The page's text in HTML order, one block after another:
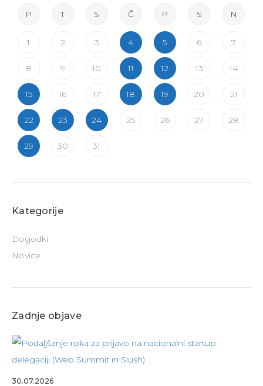
P T S Č P S N
1 2 3 4 5 6 7
8 9 10 11 12 13 14
15 16 17 18 19 20 21
22 23 24 25 26 27 28
29 30 31
Kategorije
Dogodki
Novice
Zadnje objave
30.07.2026